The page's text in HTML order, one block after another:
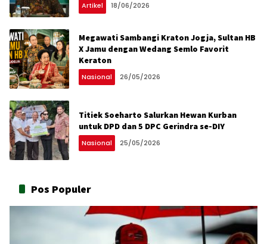
Artikel 18/06/2026
Megawati Sambangi Kraton Jogja, Sultan HB
X Jamu dengan Wedang Semlo Favorit
Keraton
Nasional 26/05/2026
Titiek Soeharto Salurkan Hewan Kurban
untuk DPD dan 5 DPC Gerindra se-DIY
Nasional 25/05/2026
Pos Populer